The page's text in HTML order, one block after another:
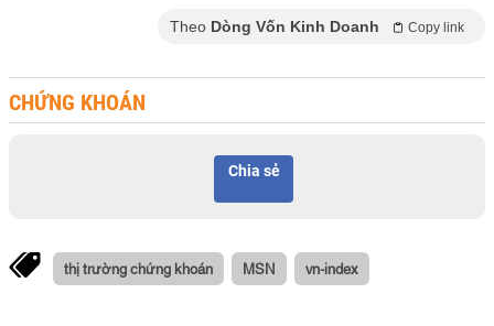
Theo Dòng Vốn Kinh Doanh Copy link
CHỨNG KHOÁN
Chia sẻ
thị trường chứng khoán MSN vn-index